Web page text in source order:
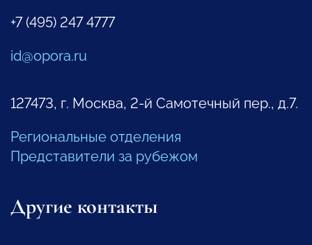
+7 (495) 247 4777
id@opora.ru
127473, г. Москва, 2-й Самотечный пер., д.7.
Региональные отделения
Представители за рубежом
Другие контакты